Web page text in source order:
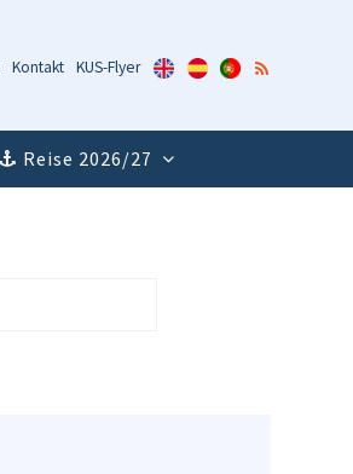
Kontakt KUS-Flyer
KUS-
Flyer
KUS-
Flyer
KUS-
Flyer
RSS-
Reise 2026/27